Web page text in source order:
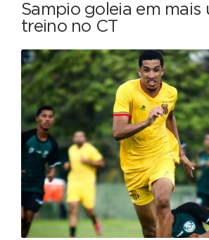
Sampio goleia em mais
treino no CT